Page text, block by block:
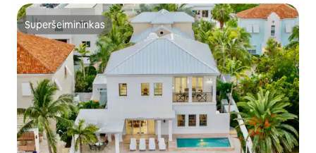
Superšeimininkas
Superšeimininkas